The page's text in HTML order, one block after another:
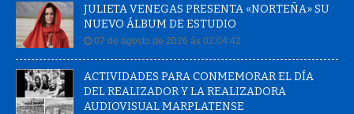
JULIETA VENEGAS PRESENTA «NORTEÑA» SU
NUEVO ÁLBUM DE ESTUDIO
07 de agosto de 2026 às 02:04:42
ACTIVIDADES PARA CONMEMORAR EL DÍA
DEL REALIZADOR Y LA REALIZADORA
AUDIOVISUAL MARPLATENSE